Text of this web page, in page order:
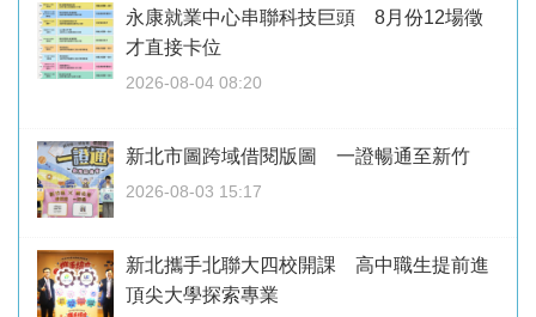
永康就業中心串聯科技巨頭 8月份12場徵
才直接卡位
2026-08-04 08:20
新北市圖跨域借閱版圖 一證暢通至新竹
2026-08-03 15:17
新北攜手北聯大四校開課 高中職生提前進
頂尖大學探索專業